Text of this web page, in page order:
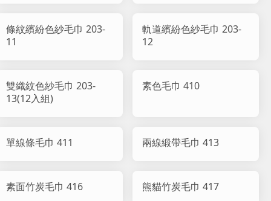
條紋繽紛色紗毛巾 203-
11
軌道繽紛色紗毛巾 203-
12
雙織紋色紗毛巾 203-
13(12入組)
素色毛巾 410
單線條毛巾 411 兩線緞帶毛巾 413
素面竹炭毛巾 416 熊貓竹炭毛巾 417